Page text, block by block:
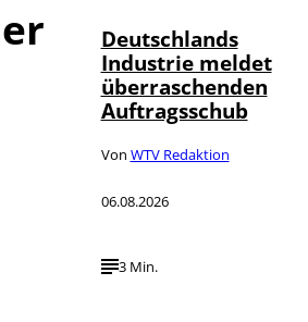
Deutschlands
Industrie meldet
überraschenden
Auftragsschub
Von WTV Redaktion
06.08.2026
3 Min.